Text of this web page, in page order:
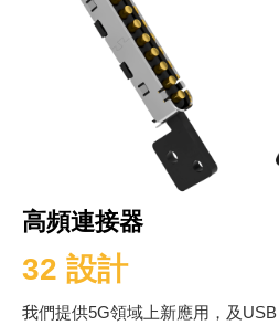
高頻連接器
32 設計
我們提供5G領域上新應用，及USB